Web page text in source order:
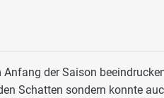
der Saison
Schatten sondern konnte